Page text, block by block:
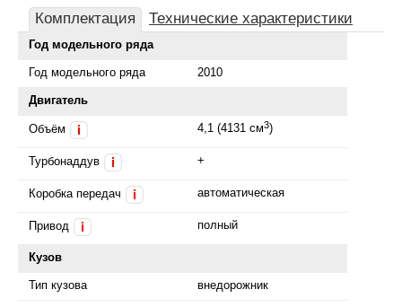
Комплектация Технические характеристики
Год модельного ряда
Год модельного ряда 2010
Двигатель
Объём 4,1 (4131 см3)
Турбонаддув +
Коробка передач автоматическая
Привод полный
Кузов
Тип кузова внедорожник